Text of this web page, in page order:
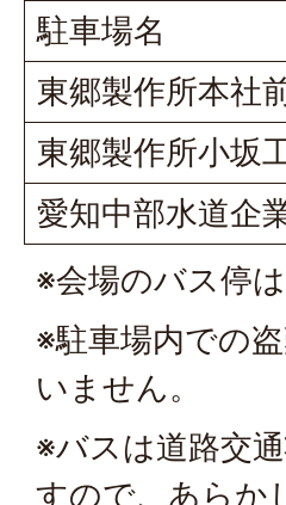
駐車場名
東郷製作所本社
東郷製作所小坂
愛知中部水道企
※会場のバス停
※駐車場内での
いません。
※バスは道路交
すので、あらか